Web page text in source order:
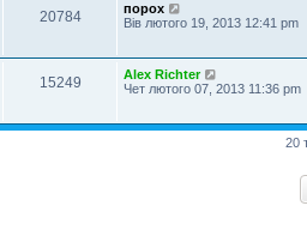
20784
порох
Вів лютого 19, 2013 12:41 pm
15249
Alex Richter
Чет лютого 07, 2013 11:36 pm
20